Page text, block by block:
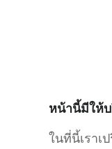
หน้านี้มีให้
ในที่นี้เราเ